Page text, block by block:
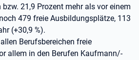
21,9 Prozent mehr als vor einem
479 freie Ausbildungsplätze, 113
(+30,9 %).
Berufsbereichen freie
allem in den Berufen Kaufmann/-